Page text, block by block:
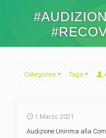
Categories Tags
1 Marzo 2021
Audizione Unirima alla